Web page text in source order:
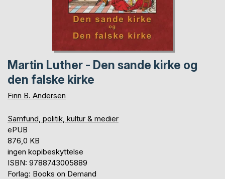
Martin Luther - Den sande kirke og
den falske kirke
Finn B. Andersen
Samfund, politik, kultur & medier
ePUB
876,0 KB
ingen kopibeskyttelse
ISBN: 9788743005889
Forlag: Books on Demand